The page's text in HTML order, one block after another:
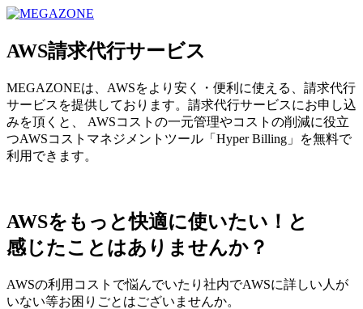
AWS請求代行サービス
MEGAZONEは、AWSをより安く・便利に使える、請求代行
サービスを提供しております。請求代行サービスにお申し込
みを頂くと、 AWSコストの一元管理やコストの削減に役立
つAWSコストマネジメントツール「Hyper Billing」を無料で
利用できます。
AWSをもっと快適に使いたい！と
感じたことはありませんか？
AWSの利用コストで悩んでいたり社内でAWSに詳しい人が
いない等お困りごとはございませんか。